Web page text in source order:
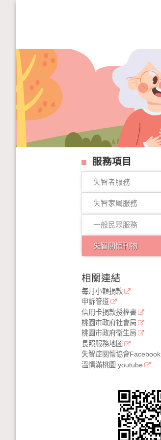
服務項目
失智者服務
失智家屬服務
一般民眾服務
失智關懷刊物
相關連結
每月小額捐款
申訴管道
信用卡捐款授權書
桃園市政府社會局
桃園市政府衛生局
長照服務地圖
失智症關懷協會Facebook
溫情滿桃園 youtube